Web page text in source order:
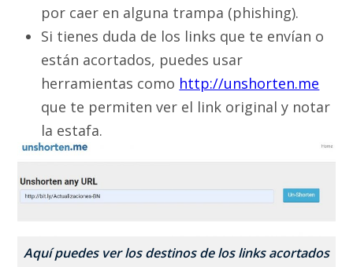
por caer en alguna trampa (phishing).
Si tienes duda de los links que te envían o
están acortados, puedes usar
herramientas como http://unshorten.me
que te permiten ver el link original y notar
la estafa.
Aquí puedes ver los destinos de los links acortados